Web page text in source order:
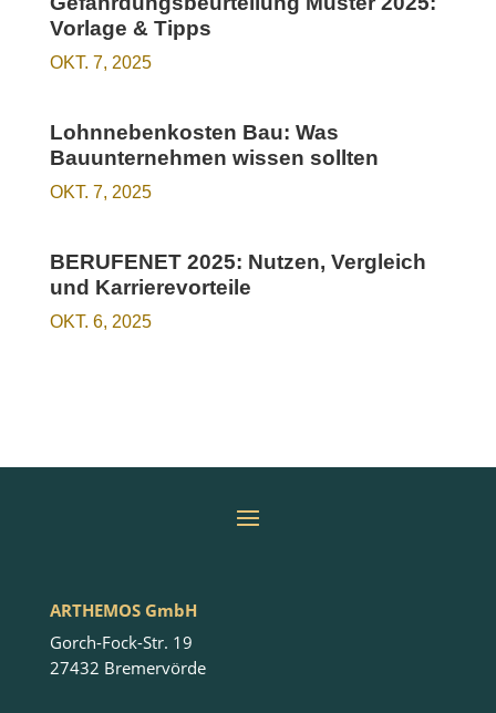
Vorlage & Tipps
OKT. 7, 2025
Lohnnebenkosten Bau: Was
Bauunternehmen wissen sollten
OKT. 7, 2025
BERUFENET 2025: Nutzen, Vergleich
und Karrierevorteile
OKT. 6, 2025
ARTHEMOS GmbH
Gorch-Fock-Str. 19
27432 Bremervörde